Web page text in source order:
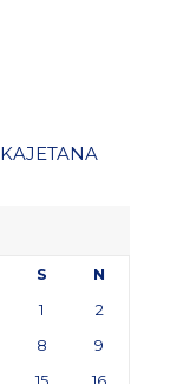
KAJETANA
S
N
1
2
8
9